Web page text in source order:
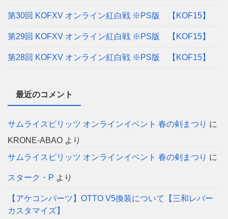
第30回 KOFXV オンライン紅白戦 ※PS版 【KOF15】
第29回 KOFXV オンライン紅白戦 ※PS版 【KOF15】
第28回 KOFXV オンライン紅白戦 ※PS版 【KOF15】
最近のコメント
サムライスピリッツ オンラインイベント 春の剣まつり に
KRONE-ABAO より
サムライスピリッツ オンラインイベント 春の剣まつり に
スターク・P より
【アケコンパーツ】OTTO V5換装について【三和レバー
カスタマイズ】